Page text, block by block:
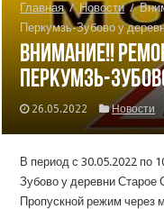
Главная / Новости /
Перкумзь-Зубово у
Внимание!!
Перкумзь-
26.05.2022 Новости
В период с 30.05.2022 по
Зубово у деревни Старое
Пропускной режим через